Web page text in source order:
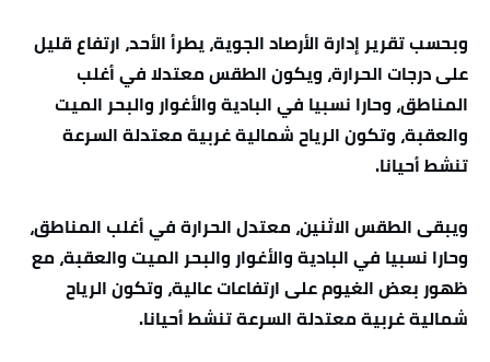
وبحسب تقرير إدارة الأرصاد الجوية، يطرأ الأحد، ارتفاع قليل
على درجات الحرارة، ويكون الطقس معتدلا في أغلب
المناطق، وحارا نسبيا في البادية والأغوار والبحر الميت
والعقبة، وتكون الرياح شمالية غربية معتدلة السرعة
تنشط أحيانا.
ويبقى الطقس الاثنين، معتدل الحرارة في أغلب المناطق،
وحارا نسبيا في البادية والأغوار والبحر الميت والعقبة، مع
ظهور بعض الغيوم على ارتفاعات عالية، وتكون الرياح
شمالية غربية معتدلة السرعة تنشط أحيانا.